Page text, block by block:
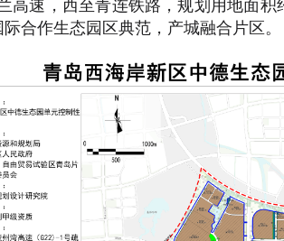
高速，西至青连铁路，规划用地面
合作生态园区典范，产城融合片区。